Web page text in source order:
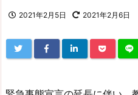
2021年2月5日 2021年2月6日